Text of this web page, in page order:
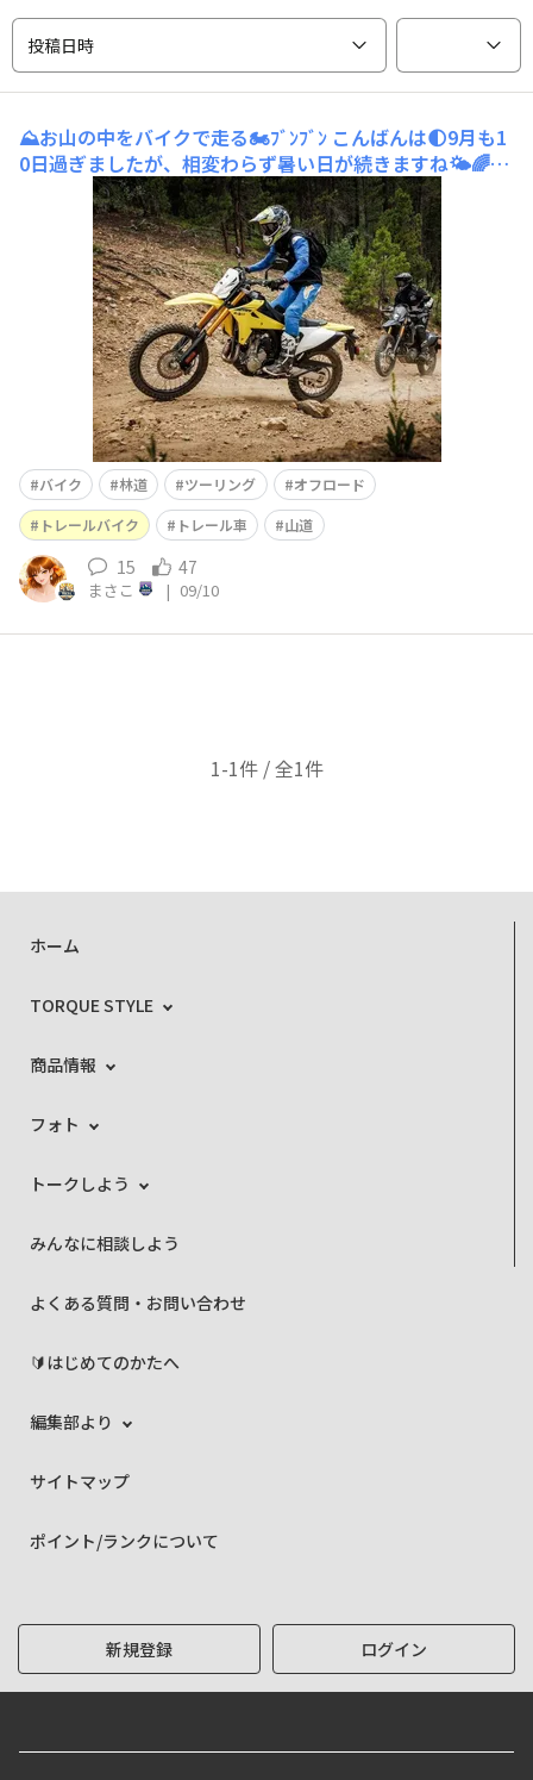
投稿日時
⛰️お山の中をバイクで走る🏍️ﾌﾞﾝﾌﾞﾝ こんばんは🌓9月も1
0日過ぎましたが、相変わらず暑い日が続きますね🌤️🌈昨
日、あまりに蒸し暑すぎて、気分が悪くなってしまいまし
た(＠_＠;)💦今回のアイキャッチ画像は【スズキのバイ
ク】というサイトからお借りした、お山の中を走るバイク
です🏍️モーターマガジン社・スズキのバイク新車ニユー
ス/DR-Z４ｓ
バイク 林道 ツーリング
オフロード
トレールバイク
トレール車 山道
15 47
まさこ | 09/10
1-1件 / 全1件
ホーム
TORQUE STYLE
商品情報
フォト
トークしよう
みんなに相談しよう
よくある質問・お問い合わせ
🔰はじめてのかたへ
編集部より
サイトマップ
ポイント/ランクについて
新規登録 ログイン